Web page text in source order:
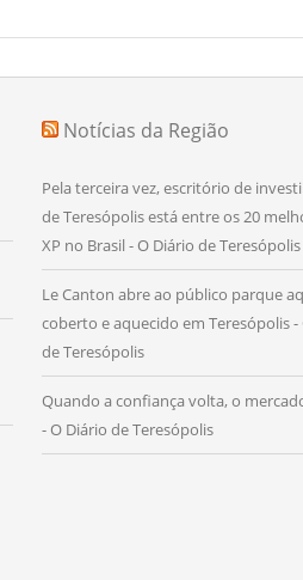
Notícias da Região
Pela terceira vez, escritório de
de Teresópolis está entre os 20
XP no Brasil - O Diário de Teresópolis
Le Canton abre ao público parque
coberto e aquecido em Teresópolis -
de Teresópolis
Quando a confiança volta, o
- O Diário de Teresópolis